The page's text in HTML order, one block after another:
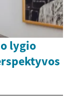
lygio